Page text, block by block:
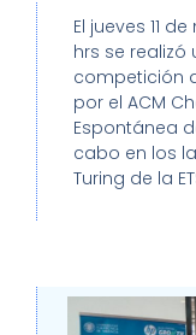
El jueves 11
hrs se
competición
por el ACM
Espontánea
cabo en los
Turing de la